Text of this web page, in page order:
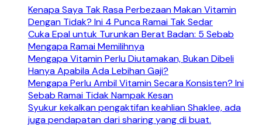
Kenapa Saya Tak Rasa Perbezaan Makan Vitamin
Dengan Tidak? Ini 4 Punca Ramai Tak Sedar
Cuka Epal untuk Turunkan Berat Badan: 5 Sebab
Mengapa Ramai Memilihnya
Mengapa Vitamin Perlu Diutamakan, Bukan Dibeli
Hanya Apabila Ada Lebihan Gaji?
Mengapa Perlu Ambil Vitamin Secara Konsisten? Ini
Sebab Ramai Tidak Nampak Kesan
Syukur kekalkan pengaktifan keahlian Shaklee, ada
juga pendapatan dari sharing yang di buat.